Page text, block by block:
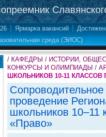
Ярмарка вакансий
среда (ЭИОС)
/ КАФЕДРЫ / ИСТОРИИ,
КОНКУРСЫ И ОЛИМПИАДЫ /
ШКОЛЬНИКОВ 10-11 КЛАССОВ
проведение
школьников
«Право»